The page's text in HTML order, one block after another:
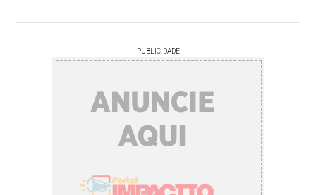
PUBLICIDADE